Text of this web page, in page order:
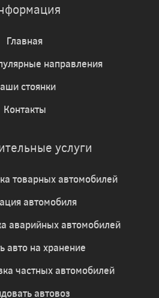
Главная
направления
стоянки
Контакты
услуги
товарных автомобилей
автомобиля
аварийных автомобилей
авто на хранение
частных автомобилей
автовоз